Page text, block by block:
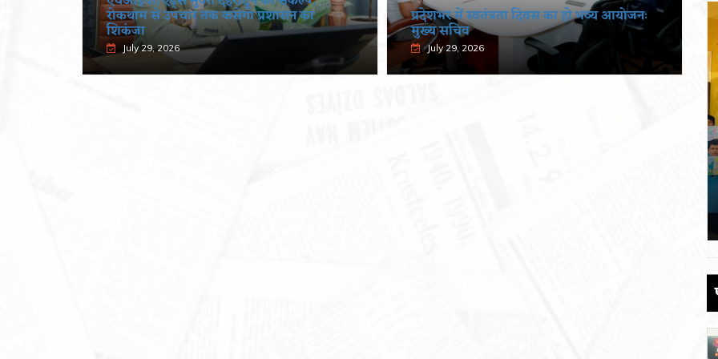
रोकथाम से उपचार तक कसेगा प्रशासन का
शिकंजा
July 29, 2026
प्रदेशभर में स्वतंत्रता दिवस का हो भव्य आयोजनः
मुख्य सचिव
July 29, 2026